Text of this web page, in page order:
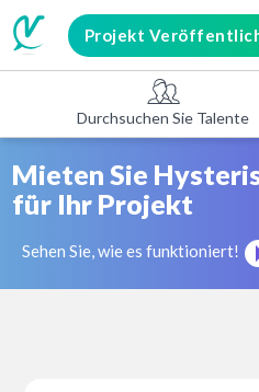
Projekt
Durchsuchen Sie Talente
Mieten Sie
für Ihr Projekt
Sehen Sie, wie es funktioniert!